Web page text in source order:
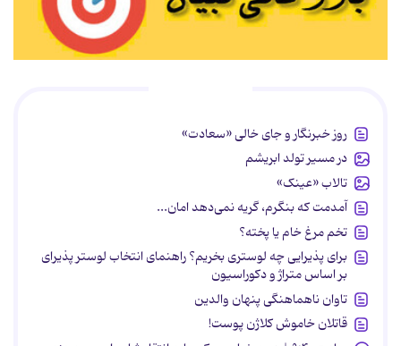
روز خبرنگار و جای خالی «سعادت»
در مسیر تولد ابریشم
تالاب «عینک»
آمدمت که بنگرم، گریه نمی‌دهد امان...
تخم مرغ خام یا پخته؟
برای پذیرایی چه لوستری بخریم؟ راهنمای انتخاب لوستر پذیرای
بر اساس متراژ و دکوراسیون
تاوان ناهماهنگی پنهان والدین
قاتلان خاموش کلاژن پوست!